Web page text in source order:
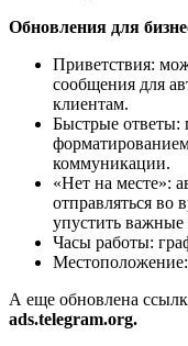
Обновления для
Приветствия:
сообщения для
клиентам.
Быстрые ответы:
коммуникации.
«Нет на месте»:
отправляться во
упустить
Часы работы:
Местоположение:
А еще обновлена
ads.telegram.org.